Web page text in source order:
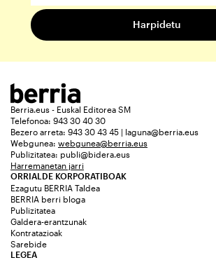
Berria.eus - Euskal Editorea SM
Telefonoa: 943 30 40 30
Bezero arreta: 943 30 43 45 | laguna@berria.eus
Webgunea: webgunea@berria.eus
Publizitatea: publi@bidera.eus
Harremanetan jarri
ORRIALDE KORPORATIBOAK
Ezagutu BERRIA Taldea
BERRIA berri bloga
Publizitatea
Galdera-erantzunak
Kontratazioak
Sarebide
LEGEA